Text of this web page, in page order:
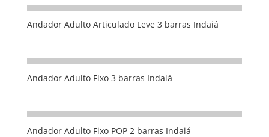
Andador Adulto Articulado Leve 3 barras Indaiá
Andador Adulto Fixo 3 barras Indaiá
Andador Adulto Fixo POP 2 barras Indaiá